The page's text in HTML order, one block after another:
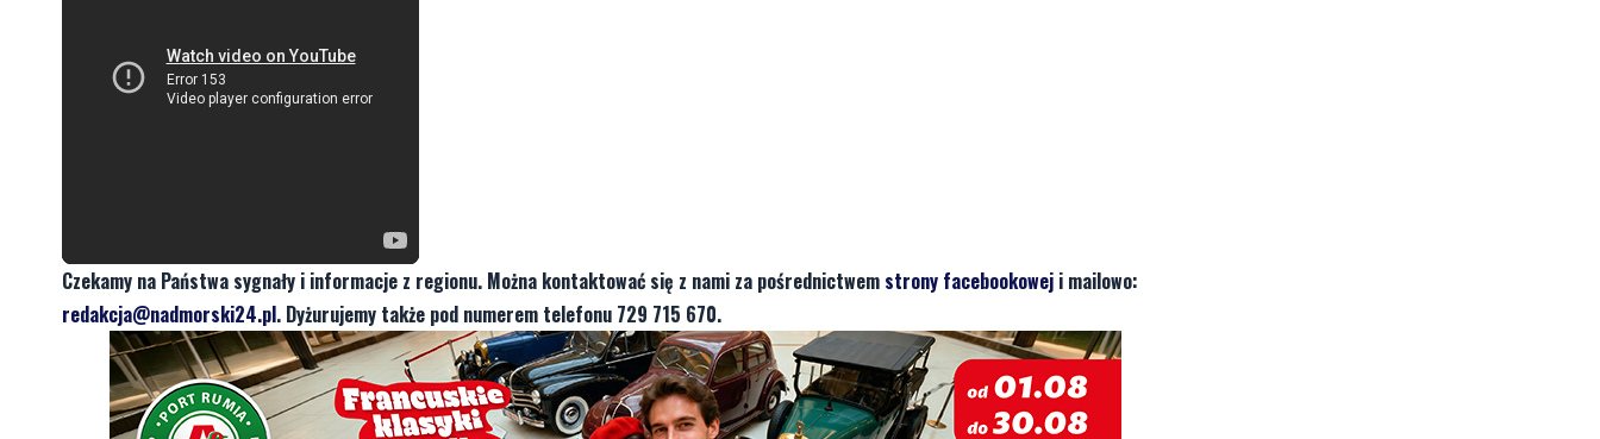
Czekamy na Państwa sygnały i informacje z regionu. Można kontaktować się z nami za pośrednictwem strony facebookowej i mailowo:
redakcja@nadmorski24.pl. Dyżurujemy także pod numerem telefonu 729 715 670.